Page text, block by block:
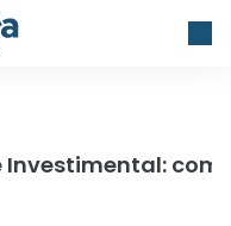
Investimental: